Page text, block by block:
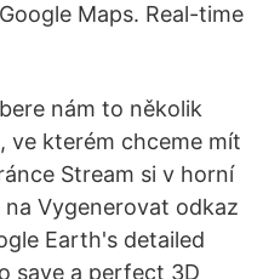
Maps. Real-time
nám to několik
ve kterém chceme mít
Stream si v horní
Vygenerovat odkaz
Earth's detailed
save a perfect 3D